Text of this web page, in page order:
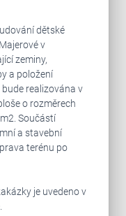
dětské
v
zeminy,
a položení
realizována v
o rozměrech
Součástí
a stavební
terénu po
je uvedeno v